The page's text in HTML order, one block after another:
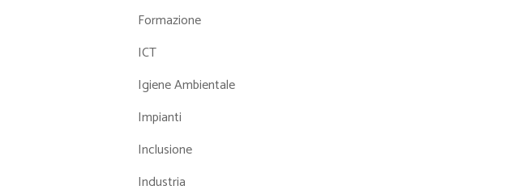
Formazione
ICT
Igiene Ambientale
Impianti
Inclusione
Industria